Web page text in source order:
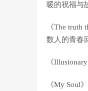
暖的祝福与
《The
数人的青春
《
《My Soul